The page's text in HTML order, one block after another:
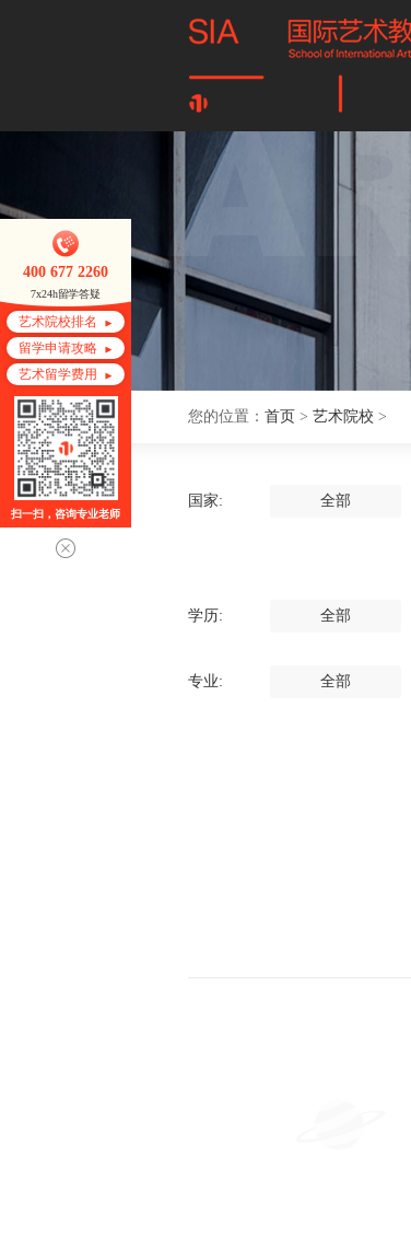
您的位置： 首页 > 艺术院校 >
国家: 全部
学历: 全部
专业: 全部
400 677 2260
7x24h留学答疑
艺术院校排名
留学申请攻略
艺术留学费用
扫一扫，咨询专业老师